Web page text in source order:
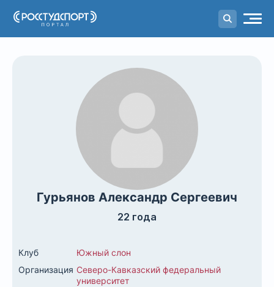
Порталстуденческого спорта
Гурьянов Александр Сергеевич
22 года
Клуб
Южный слон
Организация Северо-Кавказский федеральный
университет